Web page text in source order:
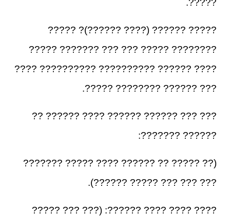
????? ?????? (???? ??????)? ?????
???????? ????? ??? ??? ??????? ?????
???? ?????? ?????????? ?????????? ????
??? ?????? ???????? ?????.
??? ??? ?????? ?????? ???? ?????? ??
?????? ???????:
(?? ????? ?? ?????? ???? ????? ???????
??? ??? ??? ????? ??????).
???? ???? ???? ??????: (??? ??? ?????